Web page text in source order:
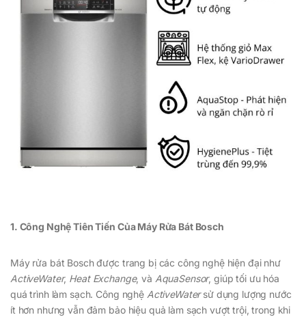
1. Công Nghệ Tiên Tiến Của Máy Rửa Bát Bosch
Máy rửa bát Bosch được trang bị các công nghệ hiện đại như
ActiveWater, Heat Exchange, và AquaSensor, giúp tối ưu hóa
quá trình làm sạch. Công nghệ ActiveWatersử dụng lượng nước
ít hơn nhưng vẫn đảm bảo hiệu quả làm sạch vượt trội, trong khi